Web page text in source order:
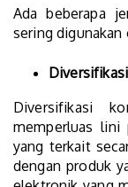
Ada beberapa
sering digunakan
Diversifikasi
memperluas lini
yang terkait
dengan produk